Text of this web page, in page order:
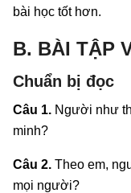
bài học tốt hơn.
B. BÀI TẬP
Chuẩn bị đọc
Câu 1. Người như
minh?
Câu 2. Theo em,
mọi người?